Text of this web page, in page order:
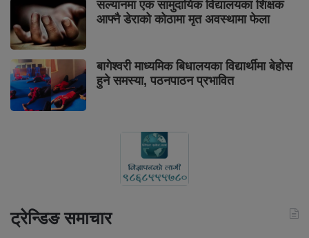
सल्यानमा एक सामुदायिक विद्यालयका शिक्षक
आफ्नै डेराको कोठामा मृत अवस्थामा फेला
बागेश्वरी माध्यमिक बिधालयका विद्यार्थीमा बेहोस
हुने समस्या, पठनपाठन प्रभावित
ट्रेन्डिङ समाचार